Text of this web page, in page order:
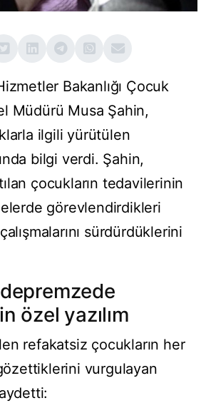
Bakanlığı Çocuk
Müdürü Musa Şahin,
ilgili yürütülen
bilgi verdi. Şahin,
çocukların tedavilerinin
görevlendirdikleri
sürdürdüklerini
özel yazılım
refakatsiz çocukların her
vurgulayan